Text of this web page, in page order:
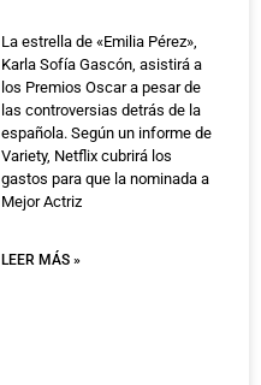
La estrella de «Emilia Pérez»,
Karla Sofía Gascón, asistirá a
los Premios Oscar a pesar de
las controversias detrás de la
española. Según un informe de
Variety, Netflix cubrirá los
gastos para que la nominada a
Mejor Actriz
LEER MÁS »